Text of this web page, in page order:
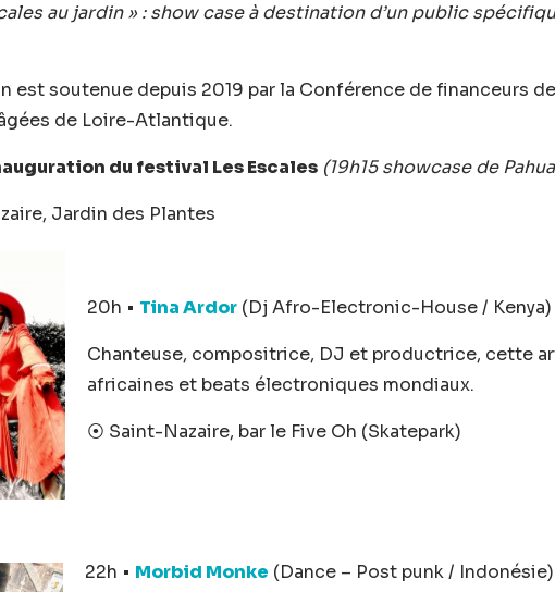
au jardin » : show case à destination d’un public
est soutenue depuis 2019 par la Conférence de financeurs
de Loire-Atlantique.
du festival Les Escales (19h15 showcase de
Jardin des Plantes
20h • Tina Ardor (Dj Afro-Electronic-House / Kenya)
Chanteuse, compositrice, DJ et productrice, cette
africaines et beats électroniques mondiaux.
⦿ Saint-Nazaire, bar le Five Oh (Skatepark)
22h • Morbid Monke (Dance – Post punk / Indonésie)